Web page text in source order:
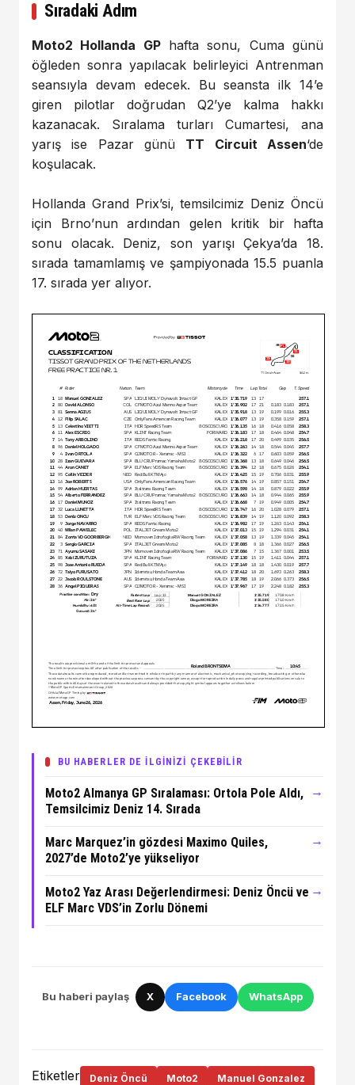
Sıradaki Adım
Moto2 Hollanda GPhafta sonu, Cuma günü
öğleden sonra yapılacak belirleyici Antrenman
seansıyla devam edecek. Bu seansta ilk 14’e
giren pilotlar doğrudan Q2’ye kalma hakkı
kazanacak. Sıralama turları Cumartesi, ana
yarış ise Pazar günü TT Circuit Assen‘de
koşulacak.
Hollanda Grand Prix’si, temsilcimiz Deniz Öncü
için Brno’nun ardından gelen kritik bir hafta
sonu olacak. Deniz, son yarışı Çekya’da 18.
sırada tamamlamış ve şampiyonada 15.5 puanla
17. sırada yer alıyor.
BU HABERLER DE İLGİNİZİ ÇEKEBİLİR
Moto2 Almanya GP Sıralaması: Ortola Pole Aldı,
Temsilcimiz Deniz 14. Sırada
→
Marc Marquez’in gözdesi Maximo Quiles,
2027’de Moto2’ye yükseliyor
→
Moto2 Yaz Arası Değerlendirmesi: Deniz Öncü ve
ELF Marc VDS’in Zorlu Dönemi
→
Bu haberi paylaş X Facebook WhatsApp
Etiketler Deniz Öncü Moto2 Manuel Gonzalez